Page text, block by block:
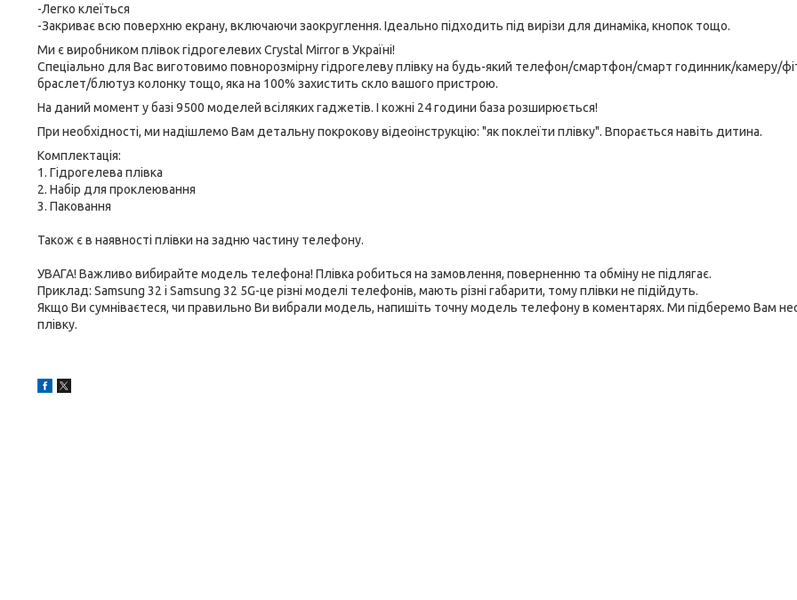
-Легко клеїться
-Закриває всю поверхню екрану, включаючи заокруглення. Ідеально підходить під вирізи для динаміка, кнопок тощо.
Ми є виробником плівок гідрогелевих Crystal Mirror в Україні!
Спеціально для Вас виготовимо повнорозмірну гідрогелеву плівку на будь-який телефон/смартфон/смарт годинник/камеру/
браслет/блютуз колонку тощо, яка на 100% захистить скло вашого пристрою.
На даний момент у базі 9500 моделей всіляких гаджетів. І кожні 24 години база розширюється!
При необхідності, ми надішлемо Вам детальну покрокову відеоінструкцію: "як поклеїти плівку". Впорається навіть дитина.
Комплектація:
1. Гідрогелева плівка
2. Набір для проклеювання
3. Паковання
Також є в наявності плівки на задню частину телефону.
УВАГА! Важливо вибирайте модель телефона! Плівка робиться на замовлення, поверненню та обміну не підлягає.
Приклад: Samsung 32 і Samsung 32 5G-це різні моделі телефонів, мають різні габарити, тому плівки не підійдуть.
Якщо Ви сумніваєтеся, чи правильно Ви вибрали модель, напишіть точну модель телефону в коментарях. Ми підберемо Вам
плівку.